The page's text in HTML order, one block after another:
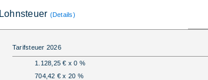
Lohnsteuer (Details)
Tarifsteuer 2026
1.128,25 € x 0 %
704,42 € x 20 %